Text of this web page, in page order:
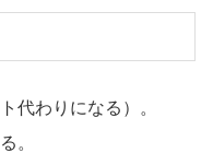
代わりになる）。
。